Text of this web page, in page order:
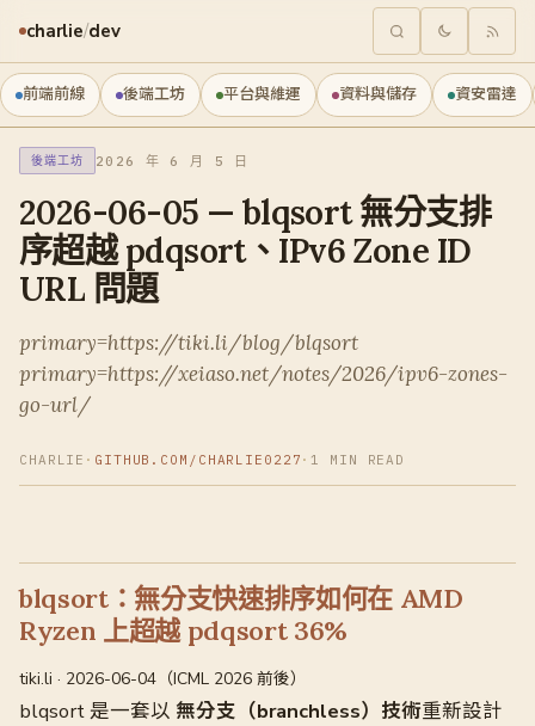
charlie/dev
前端前線 後端工坊 平台與維運 資料與儲存 資安雷達
後端工坊 2026 年 6 月 5 日
2026-06-05 — blqsort 無分支排
序超越 pdqsort、IPv6 Zone ID
URL 問題
primary=https://tiki.li/blog/blqsort
primary=https://xeiaso.net/notes/2026/ipv6-zones-
go-url/
CHARLIE · GITHUB.COM/CHARLIE0227 · 1 MIN READ
blqsort：無分支快速排序如何在 AMD
Ryzen 上超越 pdqsort 36%
tiki.li · 2026-06-04（ICML 2026 前後）
blqsort 是一套以 無分支（branchless）技術重新設計